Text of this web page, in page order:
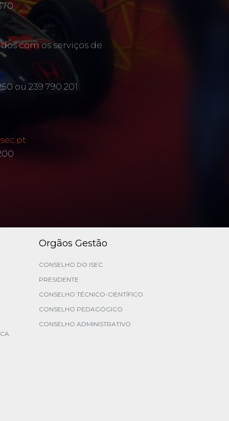
com os serviços de
ou 239 790 201
Orgãos Gestão
CONSELHO DO ISEC
PRESIDENTE
CONSELHO TÉCNICO-CIENTÍFICO
CONSELHO PEDAGÓGICO
CONSELHO ADMINISTRATIVO